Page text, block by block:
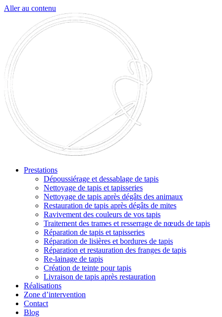
Aller au contenu
Prestations
Dépoussiérage et dessablage de tapis
Nettoyage de tapis et tapisseries
Nettoyage de tapis après dégâts des animaux
Restauration de tapis après dégâts de mites
Ravivement des couleurs de vos tapis
Traitement des trames et resserrage de nœuds de tapis
Réparation de tapis et tapisseries
Réparation de lisières et bordures de tapis
Réparation et restauration des franges de tapis
Re-lainage de tapis
Création de teinte pour tapis
Livraison de tapis après restauration
Réalisations
Zone d’intervention
Contact
Blog